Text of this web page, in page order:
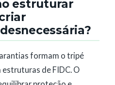
estruturar
formam o tripé
de FIDC. O